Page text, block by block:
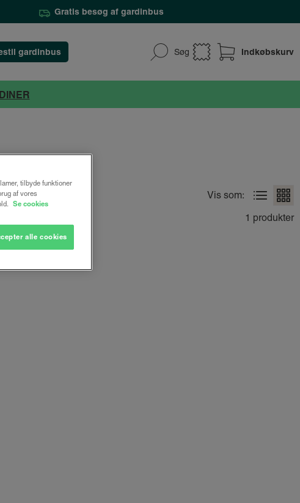
Gratis besøg af gardinbus
Søg Indkøbskurv
gardinbus
Vis som:
1 produkter
tilbyde funktioner
af vores
Se cookies
alle cookies